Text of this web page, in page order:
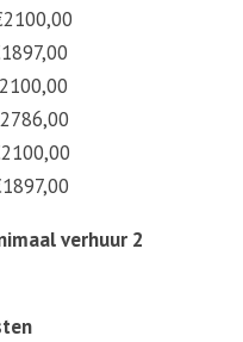
verhuur 2